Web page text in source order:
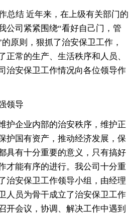
总结 近年来，在上级有关部门的
公司紧紧围绕“看好自己门，管
原则，狠抓了治安保卫工作，
正常的生产、生活秩序和人员、
治安保卫工作情况向各位领导作
领导
护企业内部的治安秩序，维护正
护国有资产，推动经济发展，保
具有十分重要的意义，只有搞好
才能有序的进行。我公司十分重
治安保卫工作领导小组，由经理
人员为骨干成立了治安保卫工作
开会议，协调、解决工作中遇到